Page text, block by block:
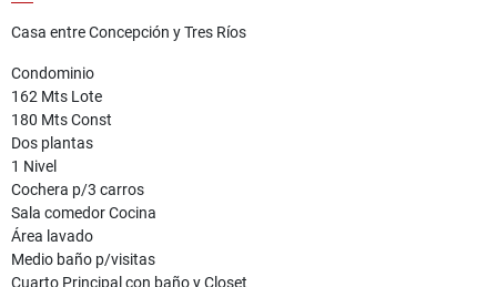
Casa entre Concepción y Tres Ríos
Condominio
162 Mts Lote
180 Mts Const
Dos plantas
1 Nivel
Cochera p/3 carros
Sala comedor Cocina
Área lavado
Medio baño p/visitas
Cuarto Principal con baño y Closet